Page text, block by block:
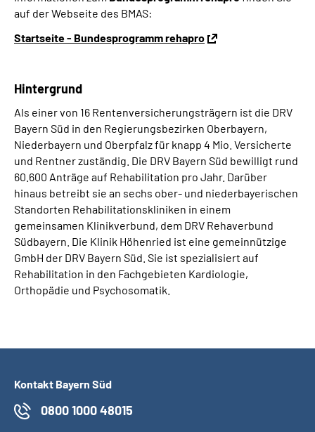
auf der Webseite des BMAS:
Startseite - Bundesprogramm rehapro
Hintergrund
Als einer von 16 Rentenversicherungsträgern ist die DRV
Bayern Süd in den Regierungsbezirken Oberbayern,
Niederbayern und Oberpfalz für knapp 4 Mio. Versicherte
und Rentner zuständig. Die DRV Bayern Süd bewilligt rund
60.600 Anträge auf Rehabilitation pro Jahr. Darüber
hinaus betreibt sie an sechs ober- und niederbayerischen
Standorten Rehabilitationskliniken in einem
gemeinsamen Klinikverbund, dem DRV Rehaverbund
Südbayern. Die Klinik Höhenried ist eine gemeinnützige
GmbH der DRV Bayern Süd. Sie ist spezialisiert auf
Rehabilitation in den Fachgebieten Kardiologie,
Orthopädie und Psychosomatik.
Kontakt Bayern Süd
0800 1000 48015